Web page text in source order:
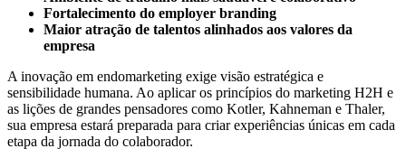
Fortalecimento do employer branding
Maior atração de talentos alinhados aos valores da
empresa
A inovação em endomarketing exige visão estratégica e
sensibilidade humana. Ao aplicar os princípios do marketing H2H e
as lições de grandes pensadores como Kotler, Kahneman e Thaler,
sua empresa estará preparada para criar experiências únicas em cada
etapa da jornada do colaborador.